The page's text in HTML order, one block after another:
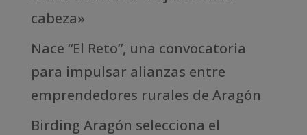
cabeza»
Nace “El Reto”, una convocatoria
para impulsar alianzas entre
emprendedores rurales de Aragón
Birding Aragón selecciona el